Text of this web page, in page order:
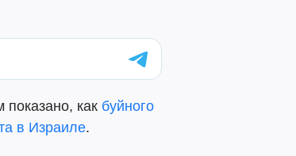
показано, как буйного
в Израиле.